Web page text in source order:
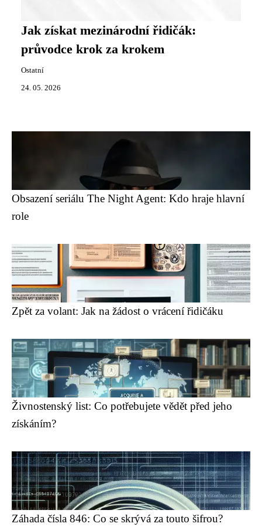
Jak získat mezinárodní řidičák:
průvodce krok za krokem
Ostatní
24. 05. 2026
Obsazení seriálu The Night Agent: Kdo hraje hlavní
role
Zpět za volant: Jak na žádost o vrácení řidičáku
Živnostenský list: Co potřebujete vědět před jeho
získáním?
Záhada čísla 846: Co se skrývá za touto šifrou?